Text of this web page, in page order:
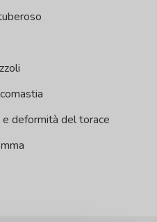
deformità del torace